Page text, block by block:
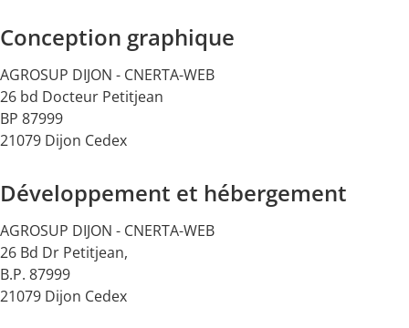
Conception graphique
AGROSUP DIJON - CNERTA-WEB
26 bd Docteur Petitjean
BP 87999
21079 Dijon Cedex
Développement et hébergement
AGROSUP DIJON - CNERTA-WEB
26 Bd Dr Petitjean,
B.P. 87999
21079 Dijon Cedex